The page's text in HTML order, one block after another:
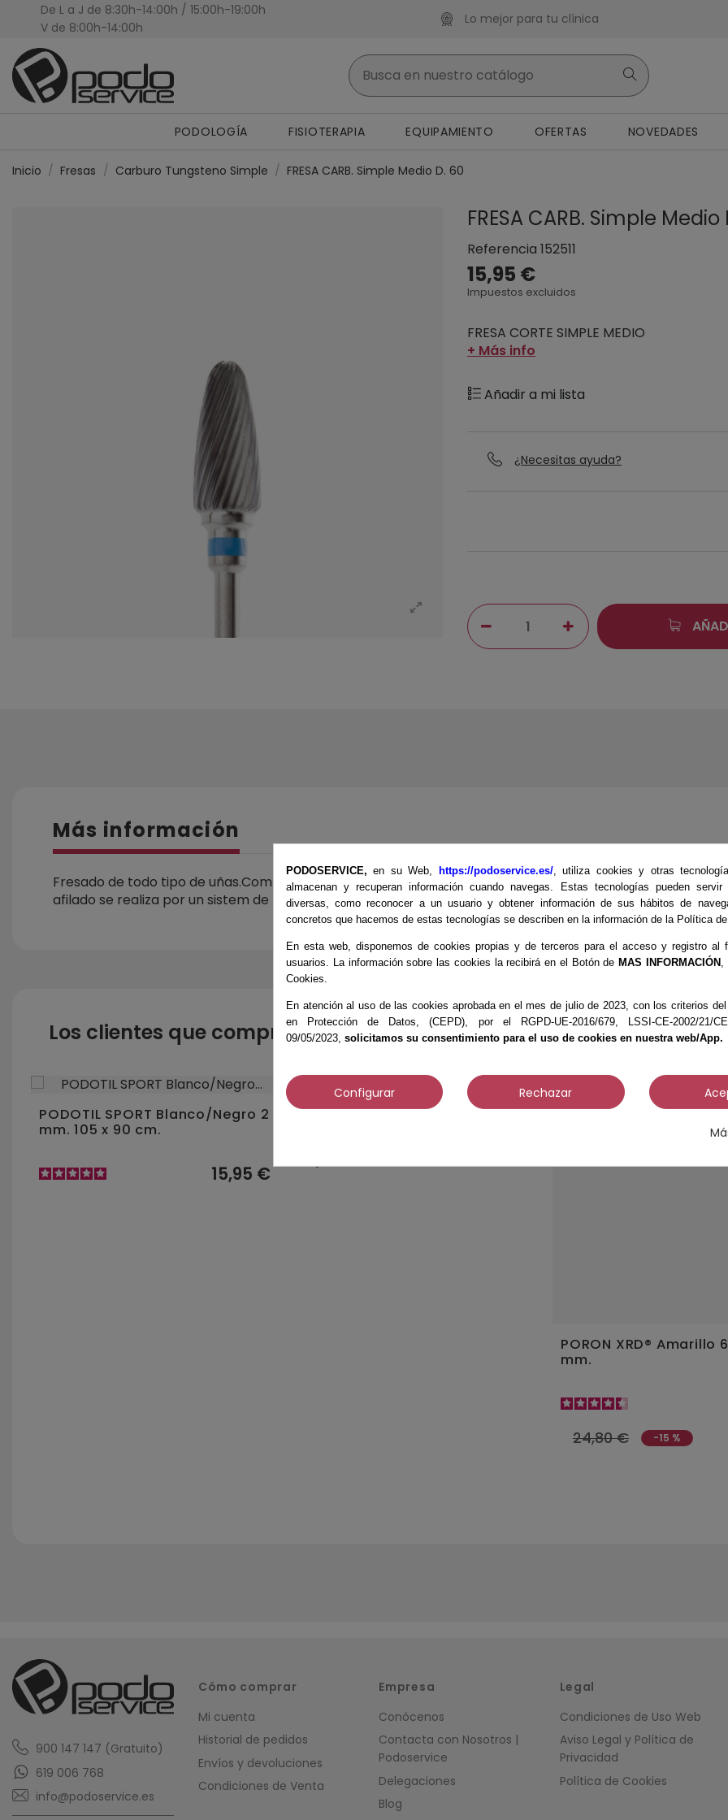
De L a J de 8:30h-14:00h / 15:00h-19:00h
V de 8:00h-14:00h
Presupuestos Personalizados Lo mejor para tu clínica
PODOLOGÍA FISIOTERAPIA EQUIPAMIENTO OFERTAS NOVEDADES
Inicio Fresas Carburo Tungsteno Simple FRESA CARB. Simple Medio D. 60
FRESA CARB. Simple Medio
Referencia 152511
15,95 €
Impuestos excluidos
FRESA CORTE SIMPLE MEDIO
+ Más info
Añadir a mi lista
¿Necesitas ayuda?
Más información
Fresado de todo tipo de uñas.Compuesta de carburo de Tungsteno, de grano extremadamente fino,
afilado se realiza por un sistem de precisión asistido por ordenador.
Los clientes que compraron este producto también compraron:
PORON XRD® Amarillo
mm.
24,80 € -15 %
900 147 147 (Gratuito)
619 006 768
info@podoservice.es
Cómo comprar
Mi cuenta
Historial de pedidos
Envíos y devoluciones
Condiciones de Venta
Empresa
Conócenos
Contacta con Nosotros |
Podoservice
Delegaciones
Blog
Legal
Condiciones de Uso Web
Aviso Legal y Política de
Privacidad
Política de Cookies
PODOSERVICE,en su Web, https://podoservice.es/, utiliza cookies y otras
almacenan y recuperan información cuando navegas. Estas tecnologías pueden servir
diversas, como reconocer a un usuario y obtener información de sus hábitos de
concretos que hacemos de estas tecnologías se describen en la información de la Política de
En esta web, disponemos de cookies propias y de terceros para el acceso y registro al
usuarios. La información sobre las cookies la recibirá en el Botón de MAS INFORMACIÓN
Cookies.
En atención al uso de las cookies aprobada en el mes de julio de 2023, con los criterios
en Protección de Datos, (CEPD), por el RGPD-UE-2016/679, LSSI-CE-2002/21/
09/05/2023, solicitamos su consentimiento para el uso de cookies en nuestra web/App.
Configurar Rechazar